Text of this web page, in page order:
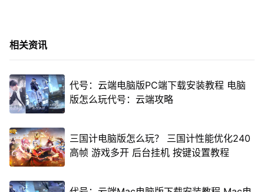
相关资讯
代号：云端电脑版PC端下载安装教程 电脑
版怎么玩代号：云端攻略
三国计电脑版怎么玩？ 三国计性能优化240
高帧 游戏多开 后台挂机 按键设置教程